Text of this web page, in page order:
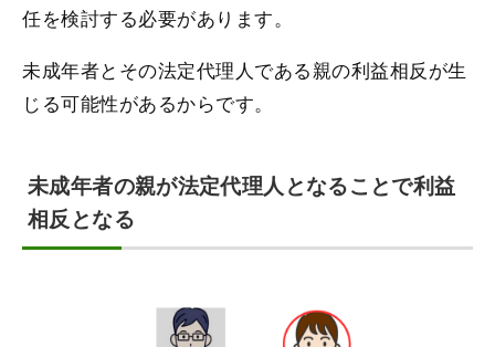
任を検討する必要があります。
未成年者とその法定代理人である親の利益相反が生
じる可能性があるからです。
未成年者の親が法定代理人となることで利益
相反となる